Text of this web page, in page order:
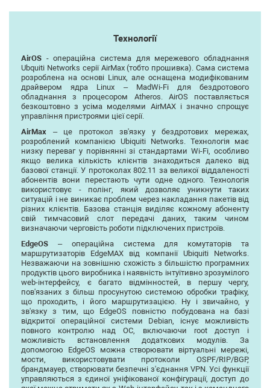
Технології
AirOS - операційна система для мережевого обладнання
Ubquiti Networks серії AirMax (тобто прошивка). Сама система
розроблена на основі Linux, але оснащена модифікованим
драйвером ядра Linux – MadWi-Fi для бездротового
обладнання з процесором Atheros. AirOS поставляється
безкоштовно з усіма моделями AirMAX і значно спрощує
управління пристроями цієї серії.
AirMax – це протокол зв'язку у бездротових мережах,
розроблений компанією Ubiquiti Networks. Технологія має
низку переваг у порівнянні зі стандартами Wi-Fi, особливо
якщо велика кількість клієнтів знаходиться далеко від
базової станції. У протоколах 802.11 за великої віддаленості
абонентів вони перестають чути одне одного. Технологія
використовує - полінг, який дозволяє уникнути таких
ситуацій і не виникає проблем через накладання пакетів від
різних клієнтів. Базова станція виділяє кожному абоненту
свій тимчасовий слот передачі даних, таким чином
визначаючи черговість роботи підключених пристроїв.
EdgeOS – операційна система для комутаторів та
маршрутизаторів EdgeMAX від компанії Ubiquiti Networks.
Незважаючи на зовнішню схожість з більшістю програмних
продуктів цього виробника і наявність інтуїтивно зрозумілого
web-інтерфейсу, є багато відмінностей, в першу чергу,
пов'язаних з більш просунутою системою обробки трафіку,
що проходить, і його маршрутизацією. Ну і звичайно, у
зв'язку з тим, що EdgeOS повністю побудована на базі
відкритої операційної системи Debian, існує можливість
повного контролю над ОС, включаючи root доступ і
можливість встановлення додаткових модулів. За
допомогою EdgeOS можна створювати віртуальні мережі,
мости, використовувати протоколи OSPF/RIP/BGP,
брандмауер, створювати безпечні з'єднання VPN. Усі функції
управляються з єдиної уніфікованої конфігурації, доступ до